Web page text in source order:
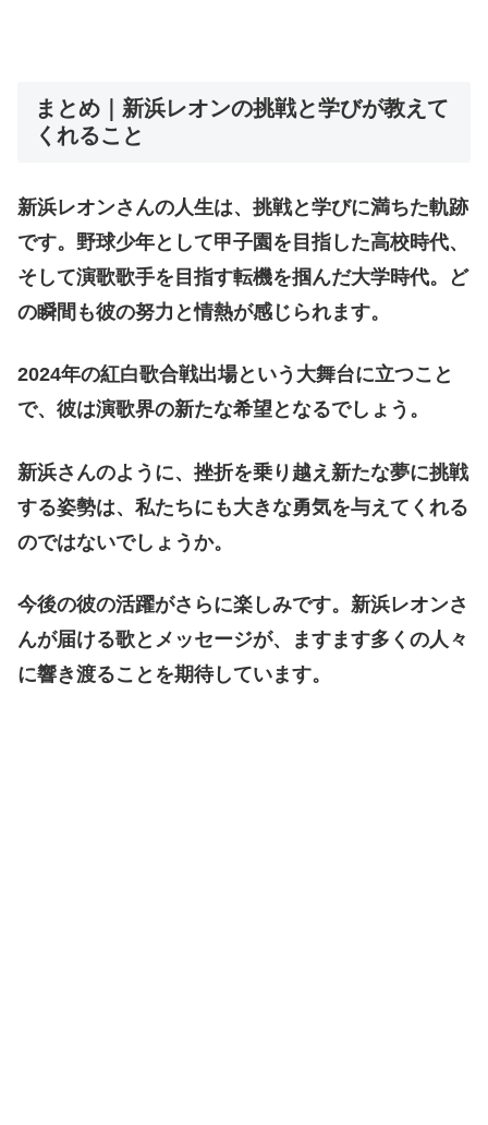
まとめ｜新浜レオンの挑戦と学びが教えて
くれること
新浜レオンさんの人生は、挑戦と学びに満ちた軌跡
です。野球少年として甲子園を目指した高校時代、
そして演歌歌手を目指す転機を掴んだ大学時代。ど
の瞬間も彼の努力と情熱が感じられます。
2024年の紅白歌合戦出場という大舞台に立つこと
で、彼は演歌界の新たな希望となるでしょう。
新浜さんのように、挫折を乗り越え新たな夢に挑戦
する姿勢は、私たちにも大きな勇気を与えてくれる
のではないでしょうか。
今後の彼の活躍がさらに楽しみです。新浜レオンさ
んが届ける歌とメッセージが、ますます多くの人々
に響き渡ることを期待しています。